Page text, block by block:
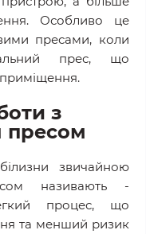
Особливо це
пресами, коли
прес, що
приміщення.
з
пресом
звичайною
називають -
процес, що
та менший ризик